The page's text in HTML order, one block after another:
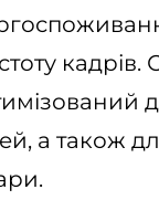
а також